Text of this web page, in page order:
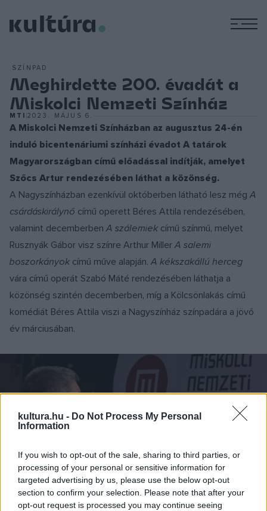
kultura.hu - Do Not Process My Personal
Information
If you wish to opt-out of the sale, sharing to third parties, or
processing of your personal or sensitive information for
targeted advertising by us, please use the below opt-out
section to confirm your selection. Please note that after your
opt-out request is processed you may continue seeing
SZÍNPAD
Meghirdette 200. évadát a
Miskolci Nemzeti Színház
MTI 2023. MÁJUS 6.
A Miskolci Nemzeti Színházban az augusztus 24-én
induló bicentenáriumi színházi évadot A tatárok
Magyarországban című előadással indítják, amelyet
Szőcs Artur rendezésében láthat a közönség.
A Nagyszínházban ezenkívül októberben látható lesz mégA
csárdáskirálynő című operett Béres Attila rendezésében,
valamint decemberbenA szálemiek című színmű, melyet
Rusznyák Gábor visz színre Arthur MillerA salemi
boszorkányok című műve alapján.A kékszakállú herceg
vára című operát Szabó Máté rendezésében láthatja a
közönség szintén decemberben, míg a Kölcsönlakás című
komédiát Béres Attila viszi a Nagyszínház színpadára a jövő
év márciusában.